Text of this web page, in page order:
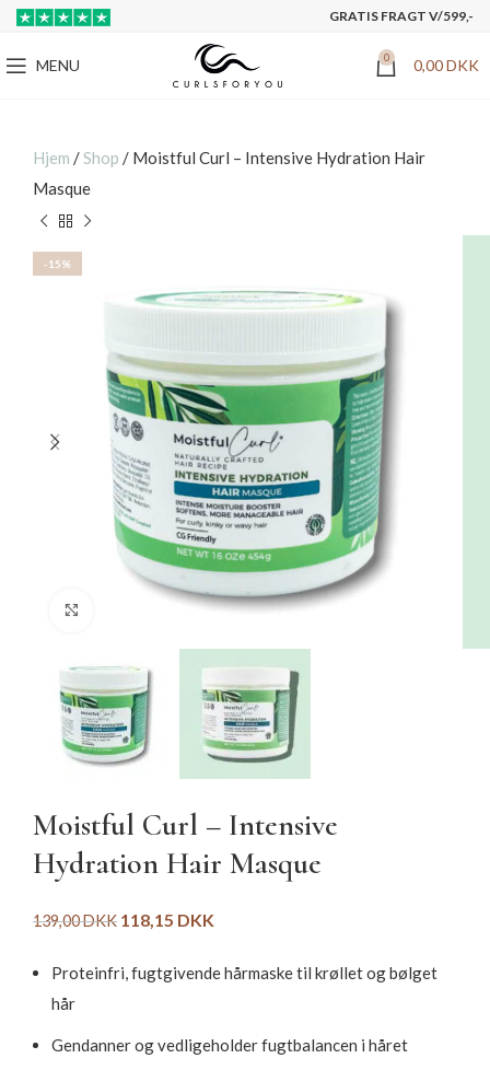
GRATIS FRAGT V/599,-
MENU 0 0,00DKK
Hjem /Shop / Moistful Curl – Intensive Hydration Hair
Masque
-15%
Click to enlarge
Moistful Curl – Intensive
Hydration Hair Masque
139,00DKK 118,15 DKK
Proteinfri, fugtgivende hårmaske til krøllet og bølget
hår
Gendanner og vedligeholder fugtbalancen i håret